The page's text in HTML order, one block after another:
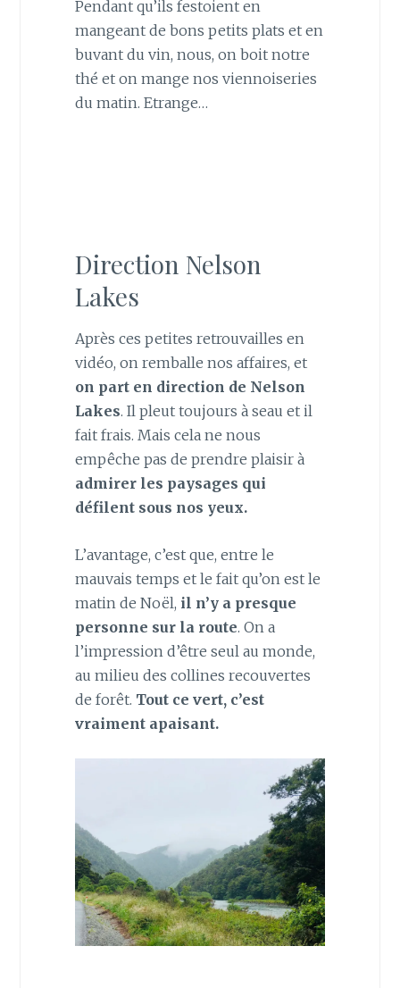
Pendant qu’ils festoient en
mangeant de bons petits plats et en
buvant du vin, nous, on boit notre
thé et on mange nos viennoiseries
du matin. Etrange…
Direction Nelson
Lakes
Après ces petites retrouvailles en
vidéo, on remballe nos affaires, et
on part en direction de Nelson
Lakes. Il pleut toujours à seau et il
fait frais. Mais cela ne nous
empêche pas de prendre plaisir à
admirer les paysages qui
défilent sous nos yeux.
L’avantage, c’est que, entre le
mauvais temps et le fait qu’on est le
matin de Noël, il n’y a presque
personne sur la route. On a
l’impression d’être seul au monde,
au milieu des collines recouvertes
de forêt. Tout ce vert, c’est
vraiment apaisant.